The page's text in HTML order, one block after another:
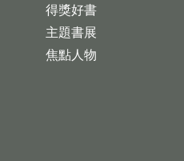
得獎好書
主題書展
焦點人物